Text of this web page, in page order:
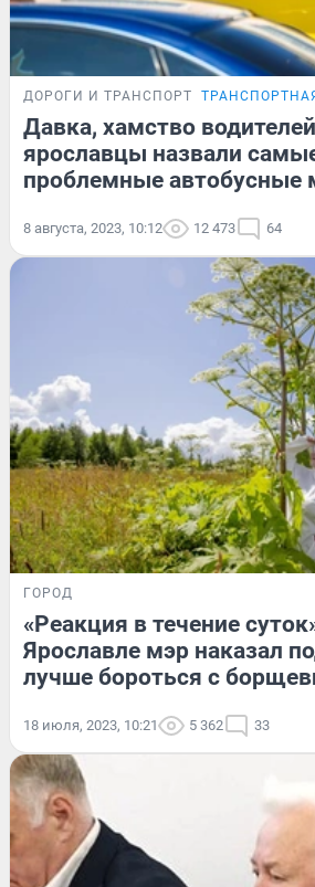
ДОРОГИ И ТРАНСПОРТ
Давка, хамство
ярославцы назвали
проблемные автобусные
8 августа, 2023, 10:12 12 473 64
ГОРОД
«Реакция в течение
Ярославле мэр наказал
лучше бороться с
18 июля, 2023, 10:21 5 362 33